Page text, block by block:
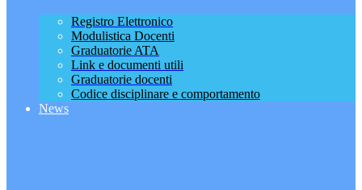
Registro Elettronico
Modulistica Docenti
Graduatorie ATA
Link e documenti utili
Graduatorie docenti
Codice disciplinare e comportamento
News